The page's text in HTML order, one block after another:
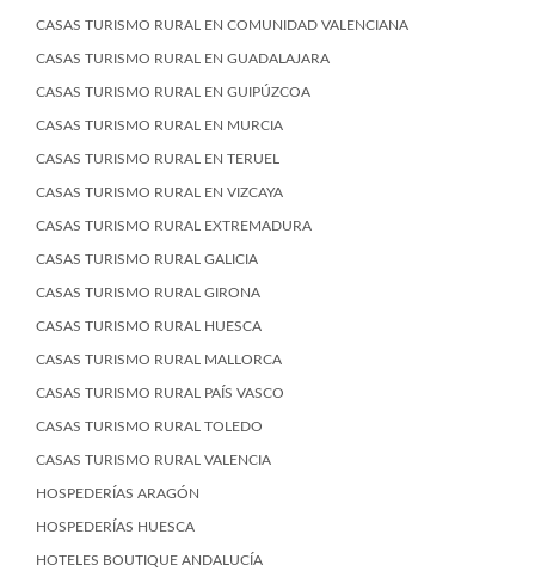
CASAS TURISMO RURAL EN COMUNIDAD VALENCIANA
CASAS TURISMO RURAL EN GUADALAJARA
CASAS TURISMO RURAL EN GUIPÚZCOA
CASAS TURISMO RURAL EN MURCIA
CASAS TURISMO RURAL EN TERUEL
CASAS TURISMO RURAL EN VIZCAYA
CASAS TURISMO RURAL EXTREMADURA
CASAS TURISMO RURAL GALICIA
CASAS TURISMO RURAL GIRONA
CASAS TURISMO RURAL HUESCA
CASAS TURISMO RURAL MALLORCA
CASAS TURISMO RURAL PAÍS VASCO
CASAS TURISMO RURAL TOLEDO
CASAS TURISMO RURAL VALENCIA
HOSPEDERÍAS ARAGÓN
HOSPEDERÍAS HUESCA
HOTELES BOUTIQUE ANDALUCÍA